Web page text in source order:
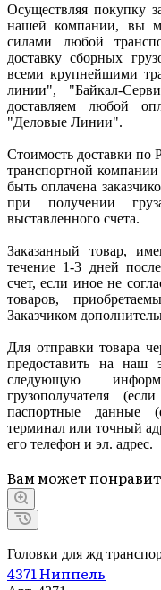
Осуществляя покупку
нашей компании, вы
силами любой
доставку сборных
всеми крупнейшими
линии", "Байкал-
доставляем любой
"Деловые Линии".
Стоимость доставки по
транспортной
быть оплачена
при получении
выставленного счета.
Заказанный товар,
течение 1-3 дней
счет, если иное не
товаров,
Заказчиком
Для отправки товара
предоставить на наш
следующую
грузополучателя
паспортные данные
терминал или точный
его телефон и эл. адрес.
Вам может
Головки для жд
4371 Ниппель